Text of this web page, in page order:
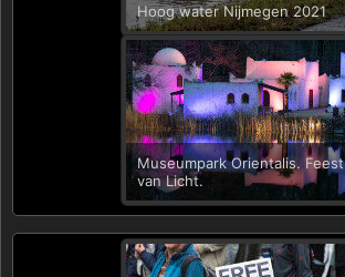
Hoog water Nijmegen 2021
Museumpark Orientalis. Feest
van Licht.